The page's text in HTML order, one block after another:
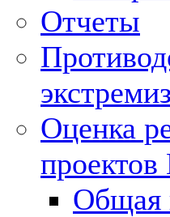
Отчеты
Оценка
Общая